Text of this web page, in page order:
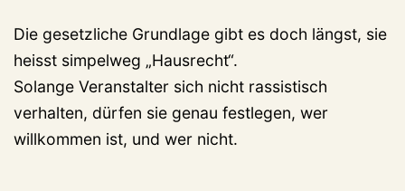
Die gesetzliche Grundlage gibt es doch längst, sie
heisst simpelweg „Hausrecht“.
Solange Veranstalter sich nicht rassistisch
verhalten, dürfen sie genau festlegen, wer
willkommen ist, und wer nicht.